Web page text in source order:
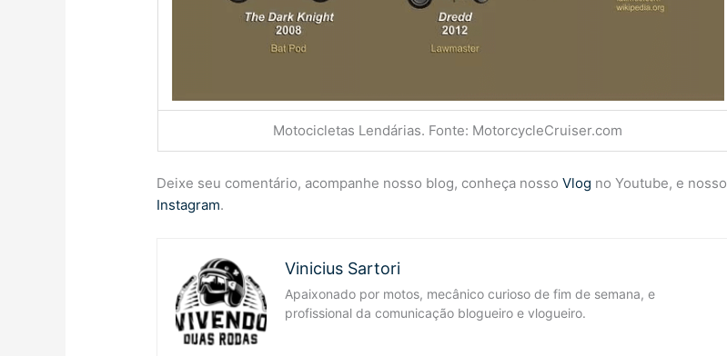
Motocicletas Lendárias. Fonte: MotorcycleCruiser.com
Deixe seu comentário, acompanhe nosso blog, conheça nossoVlog no Youtube, e nosso
Instagram.
Vinicius Sartori
Apaixonado por motos, mecânico curioso de fim de semana, e
profissional da comunicação blogueiro e vlogueiro.